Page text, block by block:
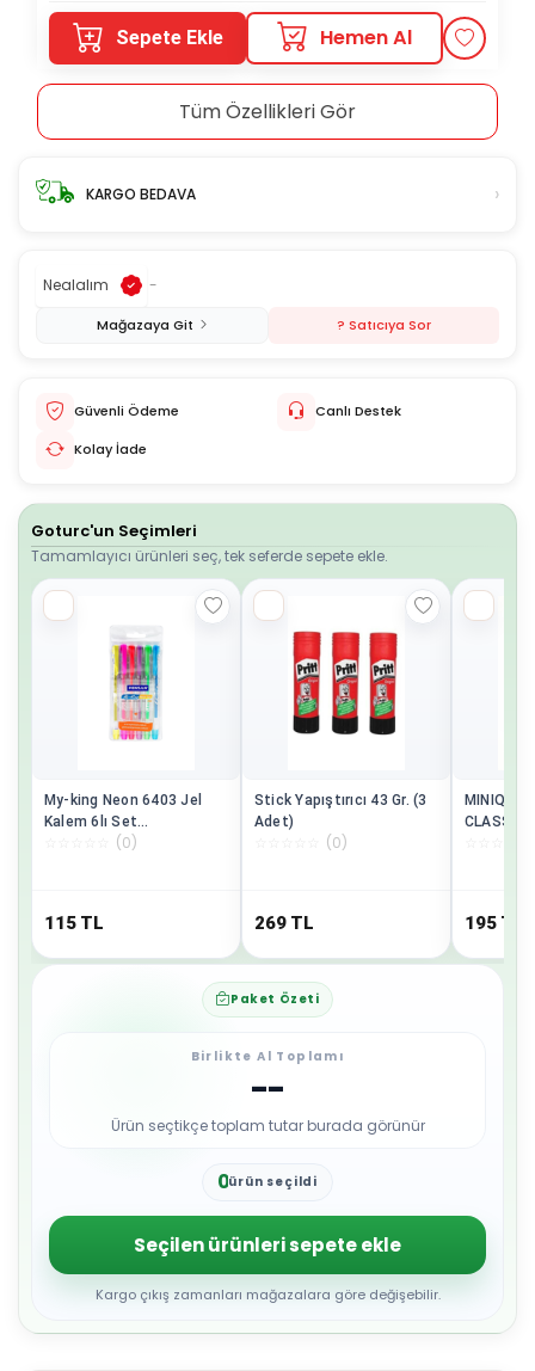
Sepete Ekle Hemen Al
Tüm Özellikleri Gör
KARGO BEDAVA ›
Nealalım -
Mağazaya Git ? Satıcıya Sor
Güvenli Ödeme
Canlı Destek
Kolay İade
Goturc'un Seçimleri
Tamamlayıcı ürünleri seç, tek seferde sepete ekle.
My-king Neon 6403 Jel
Kalem 6lı Set
Pe02227jkoon6
(0)
115 TL
Stick Yapıştırıcı 43 Gr. (3
Adet)
(0)
269 TL
MINIQ
CLASSIC
195 TL
Paket Özeti
Birlikte Al Toplamı
--
Ürün seçtikçe toplam tutar burada görünür
0
2
3
4
5
6
8
ürün seçildi
Seçilen ürünleri sepete ekle
Kargo çıkış zamanları mağazalara göre değişebilir.